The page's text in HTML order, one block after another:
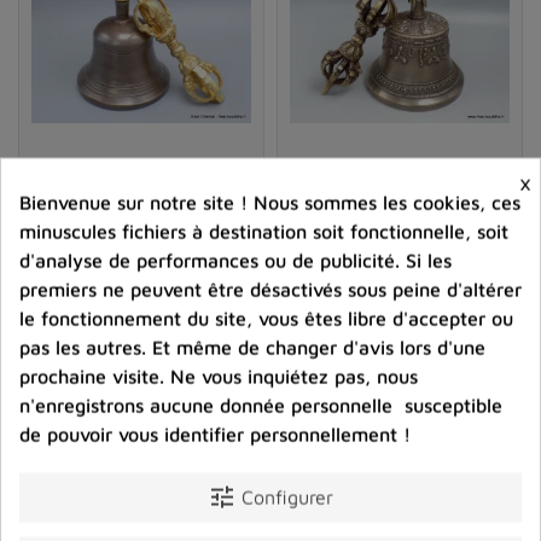
tibétain haute qualité 17 cm
Prix
97,00 €
shopping_cart  favorite_border
de qualité et dorjé, 18 cm
Prix
89,00 €
shopping_cart  favorite_border
×
Bienvenue sur notre site ! Nous sommes les cookies, ces
minuscules fichiers à destination soit fonctionnelle, soit
d'analyse de performances ou de publicité. Si les
premiers ne peuvent être désactivés sous peine d'altérer
le fonctionnement du site, vous êtes libre d'accepter ou
pas les autres. Et même de changer d'avis lors d'une
prochaine visite. Ne vous inquiétez pas, nous
n'enregistrons aucune donnée personnelle susceptible
de pouvoir vous identifier personnellement !
tune Configurer